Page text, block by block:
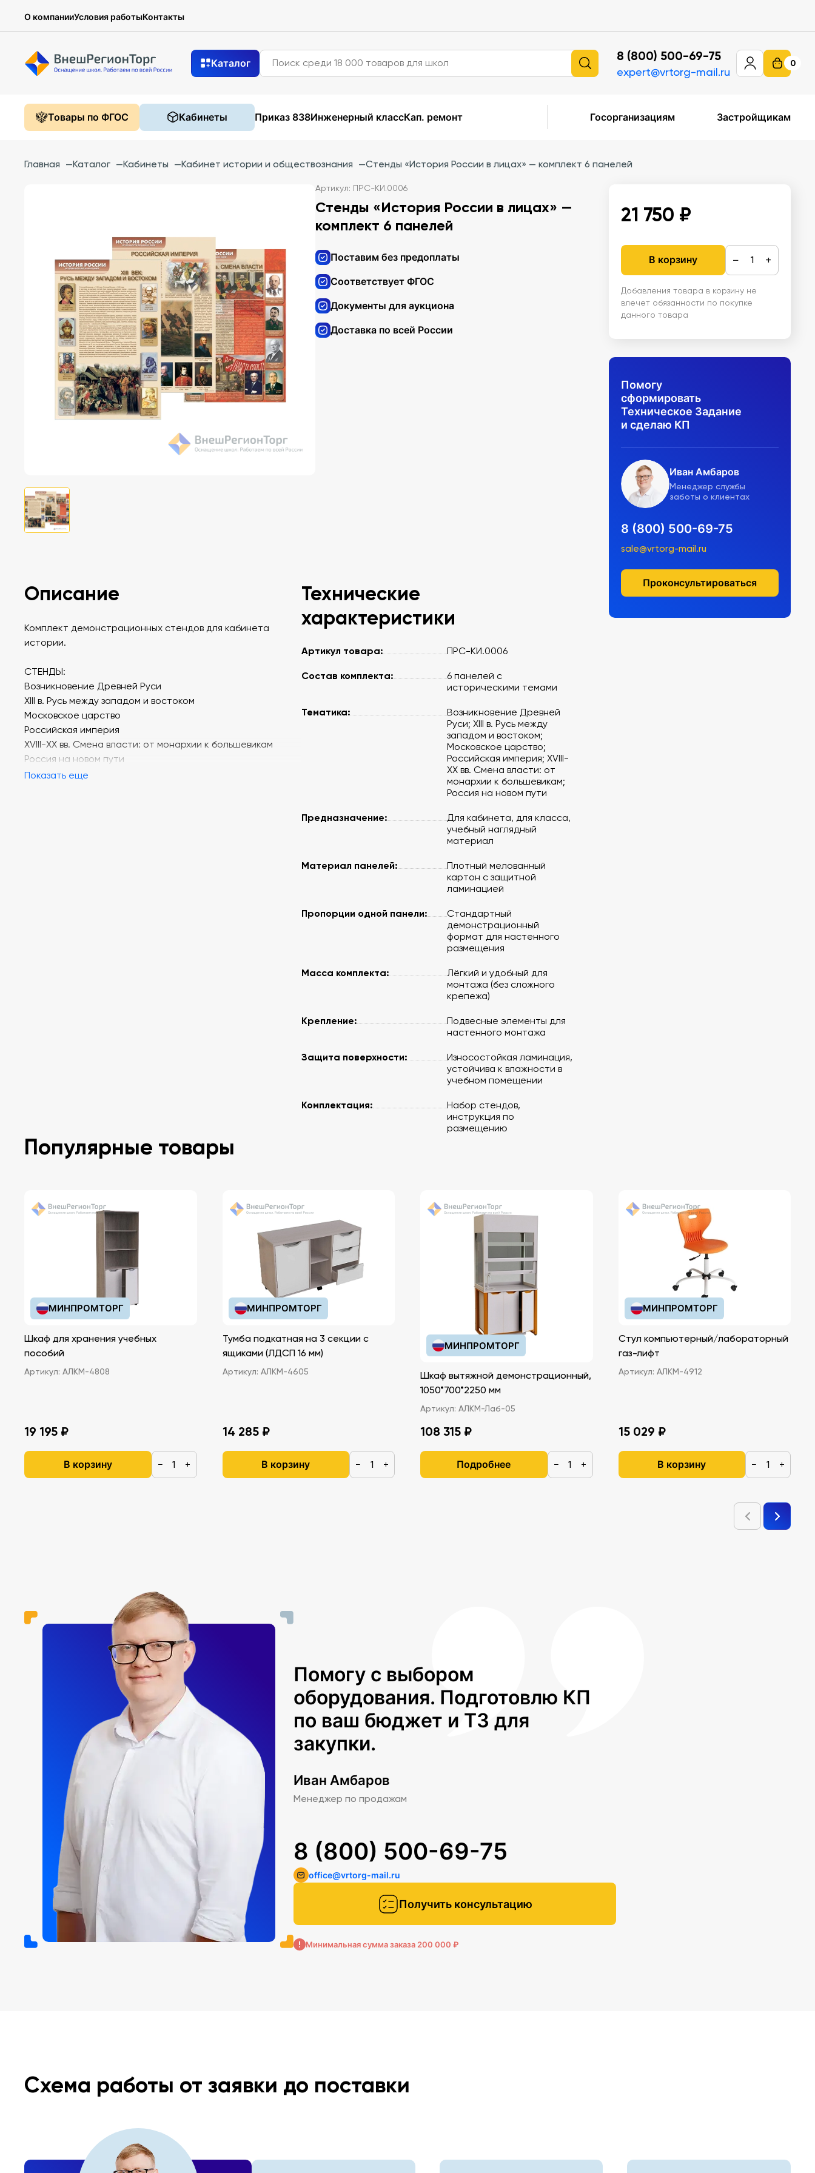
О компанииУсловия работыКонтакты
Каталог 8 (800) 500-69-75
expert@vrtorg-mail.ru
0
Товары по ФГОС Кабинеты Приказ 838Инженерный классКап. ремонт Госорганизациям Застройщикам
Главная —Каталог —Кабинеты —Кабинет истории и обществознания —Стенды «История России в лицах» — комплект 6 панелей
Артикул: ПРС-КИ.0006
Стенды «История России в лицах» —
комплект 6 панелей
Поставим без предоплаты
Соответствует ФГОС
Документы для аукциона
Доставка по всей России
21 750 ₽
В корзину − +
Добавления товара в корзину не
влечет обязанности по покупке
данного товара
Помогу
сформировать
Техническое Задание
и сделаю КП
Иван Амбаров
Менеджер службы
заботы о клиентах
8 (800) 500-69-75
sale@vrtorg-mail.ru
Проконсультироваться
Описание
Комплект демонстрационных стендов для кабинета
истории.
СТЕНДЫ:
Возникновение Древней Руси
XIII в. Русь между западом и востоком
Московское царство
Российская империя
XVIII-XX вв. Смена власти: от монархии к большевикам
Россия на новом пути
Показать еще
Технические
характеристики
Артикул товара: ПРС-КИ.0006
Состав комплекта:
6 панелей с
историческими темами
Тематика:
Возникновение Древней
Руси; XIII в. Русь между
западом и востоком;
Московское царство;
Российская империя; XVIII-
XX вв. Смена власти: от
монархии к большевикам;
Россия на новом пути
Предназначение:
Для кабинета, для класса,
учебный наглядный
материал
Материал панелей:
Плотный мелованный
картон с защитной
ламинацией
Пропорции одной панели:
Стандартный
демонстрационный
формат для настенного
размещения
Масса комплекта:
Лёгкий и удобный для
монтажа (без сложного
крепежа)
Крепление:
Подвесные элементы для
настенного монтажа
Защита поверхности:
Износостойкая ламинация,
устойчива к влажности в
учебном помещении
Комплектация:
Набор стендов,
инструкция по
размещению
Популярные товары
МИНПРОМТОРГ
Шкаф для хранения учебных
пособий
Артикул: АЛКМ-4808
19 195 ₽
В корзину − +
МИНПРОМТОРГ
Тумба подкатная на 3 секции с
ящиками (ЛДСП 16 мм)
Артикул: АЛКМ-4605
14 285 ₽
В корзину − +
МИНПРОМТОРГ
Шкаф вытяжной демонстрационный,
1050*700*2250 мм
Артикул: АЛКМ-Лаб-05
108 315 ₽
Подробнее − +
МИНПРОМТОРГ
Стул компьютерный/лабораторный
газ-лифт
Артикул: АЛКМ-4912
15 029 ₽
В корзину − +
Помогу с выбором
оборудования. Подготовлю КП
по ваш бюджет и ТЗ для
закупки.
Иван Амбаров
Менеджер по продажам
Получить консультацию
8 (800) 500-69-75
office@vrtorg-mail.ru
Минимальная сумма заказа 200 000 ₽
Схема работы от заявки до поставки